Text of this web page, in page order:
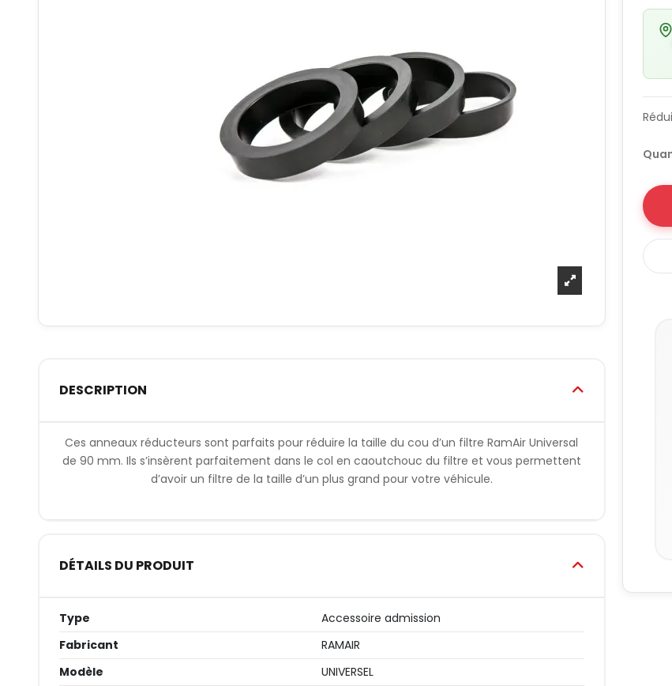
DESCRIPTION
Ces anneaux réducteurs sont parfaits pour réduire la taille du cou d’un filtre RamAir Universal
de 90 mm. Ils s’insèrent parfaitement dans le col en caoutchouc du filtre et vous permettent
d’avoir un filtre de la taille d’un plus grand pour votre véhicule.
DÉTAILS DU PRODUIT
Type
Accessoire admission
Fabricant
RAMAIR
Modèle
UNIVERSEL